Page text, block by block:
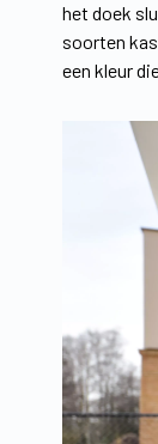
het doek
soorten
een kleur